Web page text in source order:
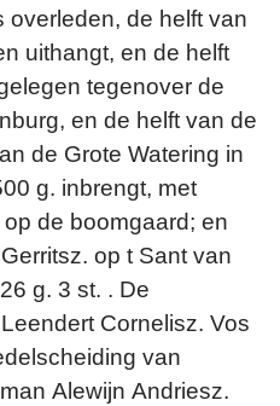
overleden, de helft van
uithangt, en de helft
tegenover de
en de helft van de
de Grote Watering in
g. inbrengt, met
de boomgaard; en
op t Sant van
g. 3 st. . De
Cornelisz. Vos
van
Alewijn Andriesz.